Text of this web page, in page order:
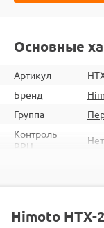
Основные
Артикул
Бренд
Группа
Контроль
РРЦ
Нет
Подходит
Himoto HTX-